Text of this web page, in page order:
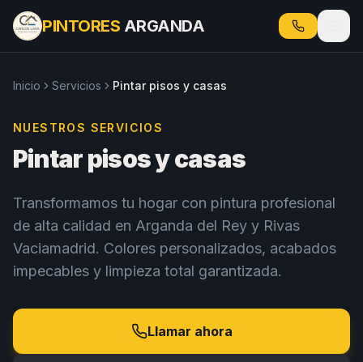
PINTORES ARGANDA
Inicio Servicios Pintar pisos y casas
NUESTROS SERVICIOS
Pintar pisos y casas
Transformamos tu hogar con pintura profesional
de alta calidad en Arganda del Rey y Rivas
Vaciamadrid. Colores personalizados, acabados
impecables y limpieza total garantizada.
Llamar ahora